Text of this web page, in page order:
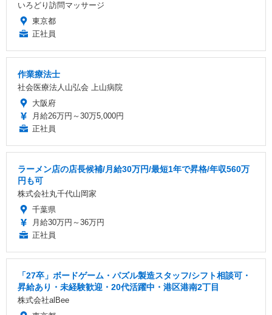
いろどり訪問マッサージ
東京都
正社員
作業療法士
社会医療法人山弘会 上山病院
大阪府
月給26万円～30万5,000円
正社員
ラーメン店の店長候補/月給30万円/最短1年で昇格/年収560万
円も可
株式会社丸千代山岡家
千葉県
月給30万円～36万円
正社員
「27卒」ボードゲーム・パズル製造スタッフ/シフト相談可・
昇給あり・未経験歓迎・20代活躍中・港区港南2丁目
株式会社alBee